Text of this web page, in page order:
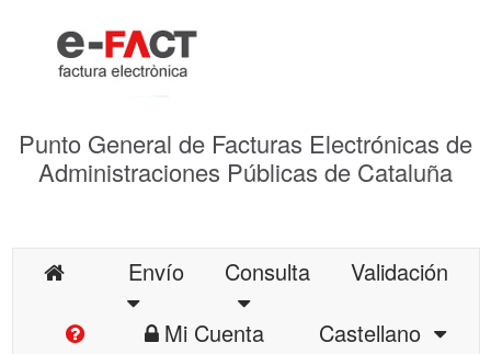
Punto General de Facturas Electrónicas de
Administraciones Públicas de Cataluña
Envío Consulta
Validación
Mi Cuenta
Castellano